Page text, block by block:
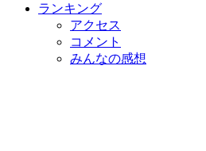
ランキング
アクセス
コメント
みんなの感想